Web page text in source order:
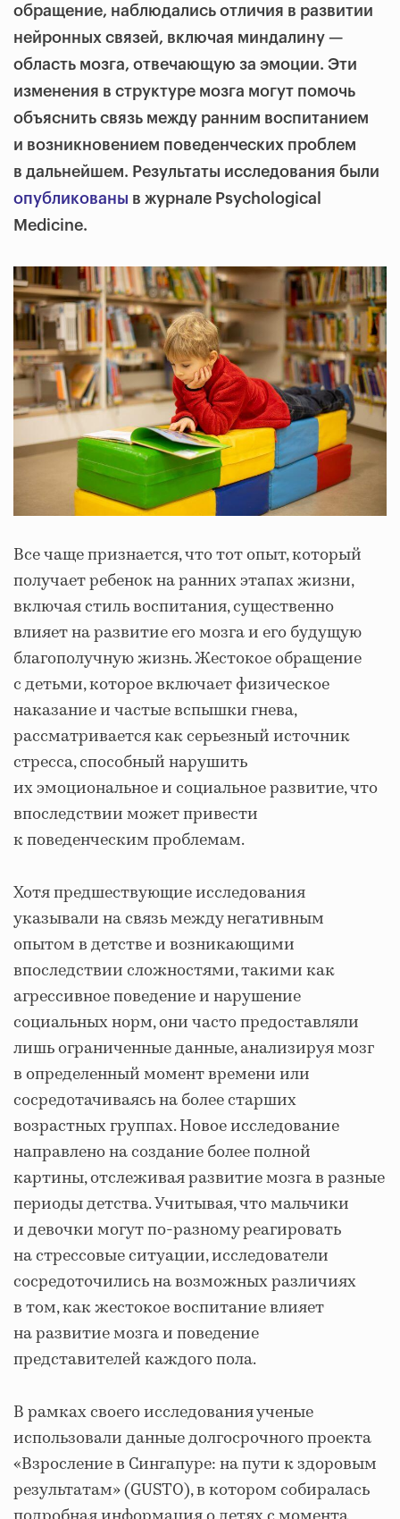
обращение, наблюдались отличия в развитии
нейронных связей, включая миндалину —
область мозга, отвечающую за эмоции. Эти
изменения в структуре мозга могут помочь
объяснить связь между ранним воспитанием
и возникновением поведенческих проблем
в дальнейшем. Результаты исследования были
опубликованы в журнале Psychological
Medicine.
Все чаще признается, что тот опыт, который
получает ребенок на ранних этапах жизни,
включая стиль воспитания, существенно
влияет на развитие его мозга и его будущую
благополучную жизнь. Жестокое обращение
с детьми, которое включает физическое
наказание и частые вспышки гнева,
рассматривается как серьезный источник
стресса, способный нарушить
их эмоциональное и социальное развитие, что
впоследствии может привести
к поведенческим проблемам.
Хотя предшествующие исследования
указывали на связь между негативным
опытом в детстве и возникающими
впоследствии сложностями, такими как
агрессивное поведение и нарушение
социальных норм, они часто предоставляли
лишь ограниченные данные, анализируя мозг
в определенный момент времени или
сосредотачиваясь на более старших
возрастных группах. Новое исследование
направлено на создание более полной
картины, отслеживая развитие мозга в разные
периоды детства. Учитывая, что мальчики
и девочки могут по-разному реагировать
на стрессовые ситуации, исследователи
сосредоточились на возможных различиях
в том, как жестокое воспитание влияет
на развитие мозга и поведение
представителей каждого пола.
В рамках своего исследования ученые
использовали данные долгосрочного проекта
«Взросление в Сингапуре: на пути к здоровым
результатам» (GUSTO), в котором собиралась